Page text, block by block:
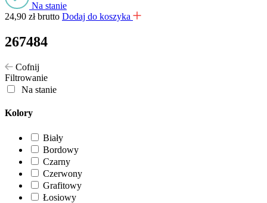
Na stanie
24,90 zł brutto Dodaj do koszyka
267484
Cofnij
Filtrowanie
Na stanie
Kolory
Biały
Bordowy
Czarny
Czerwony
Grafitowy
Łosiowy